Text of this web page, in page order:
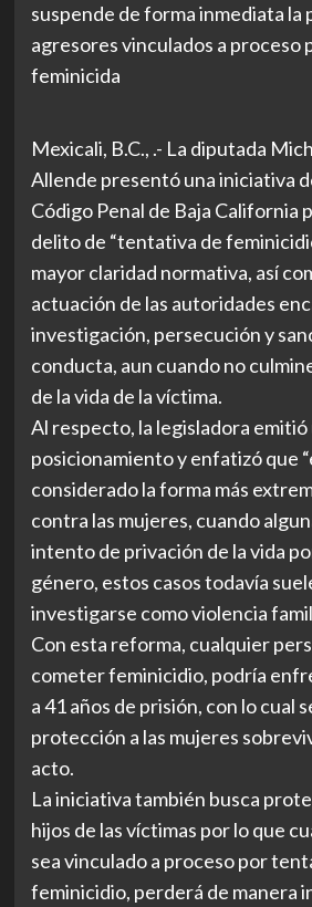
suspende de forma inmediata la
agresores vinculados a proceso
feminicida
Mexicali, B.C., .- La diputada
Allende presentó una iniciativa
Código Penal de Baja California
delito de “tentativa de
mayor claridad normativa, así
actuación de las autoridades
investigación, persecución y
conducta, aun cuando no
de la vida de la víctima.
Al respecto, la legisladora emitió
posicionamiento y enfatizó que
considerado la forma más
contra las mujeres, cuando
intento de privación de la vida
género, estos casos todavía
investigarse como violencia
Con esta reforma, cualquier
cometer feminicidio, podría
a 41 años de prisión, con lo cual
protección a las mujeres
acto.
La iniciativa también busca
hijos de las víctimas por lo que
sea vinculado a proceso por
feminicidio, perderá de manera